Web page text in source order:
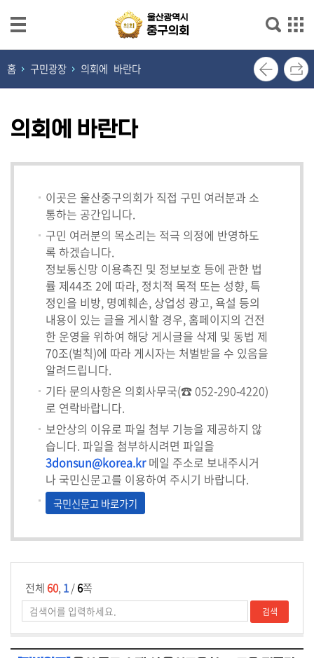
본문으로 바로가기
메인메뉴 바로가기
열
린
장
실
의
활
동
의
정
자
료
홈 구민광장 의회에 바란다
의회에 바란다
이곳은 울산중구의회가 직접 구민 여러분과 소
통하는 공간입니다.
구민 여러분의 목소리는 적극 의정에 반영하도
록 하겠습니다.
정보통신망 이용촉진 및 정보보호 등에 관한 법
률 제44조 2에 따라, 정치적 목적 또는 성향, 특
정인을 비방, 명예훼손, 상업성 광고, 욕설 등의
내용이 있는 글을 게시할 경우, 홈페이지의 건전
한 운영을 위하여 해당 게시글을 삭제 및 동법 제
70조(벌칙)에 따라 게시자는 처벌받을 수 있음을
알려드립니다.
기타 문의사항은 의회사무국(☎052-290-4220)
로 연락바랍니다.
보안상의 이유로 파일 첨부 기능을 제공하지 않
습니다. 파일을 첨부하시려면 파일을
3donsun@korea.kr메일 주소로 보내주시거
나 국민신문고를 이용하여 주시기 바랍니다.
국민신문고 바로가기
전체60, 1/6쪽